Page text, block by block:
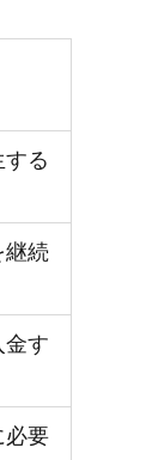
る
継続
金す
必要